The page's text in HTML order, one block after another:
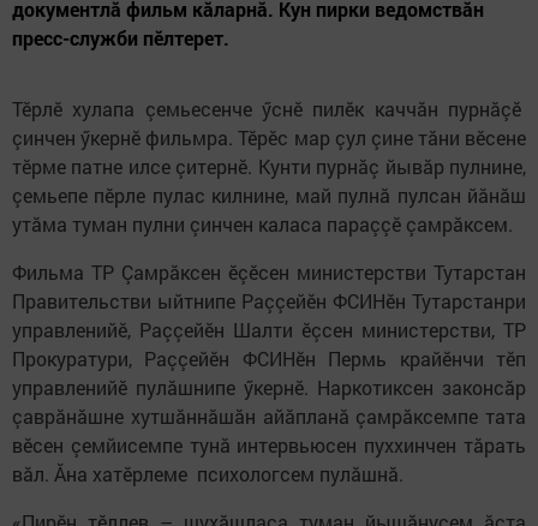
документлă фильм кăларнă. Кун пирки ведомствăн
пресс-служби пӗлтерет.
Тӗрлӗ хулапа çемьесенче ӳснӗ пилӗк каччăн пурнăçӗ
çинчен ӳкернӗ фильмра. Тӗрӗс мар çул çине тăни вӗсене
тӗрме патне илсе çитернӗ. Кунти пурнăç йывăр пулнине,
çемьепе пӗрле пулас килнине, май пулнă пулсан йăнăш
утăма туман пулни çинчен каласа параççӗ çамрăксем.
Фильма ТР Çамрăксен ӗçӗсен министерстви Тутарстан
Правительстви ыйтнипе Раççейӗн ФСИНӗн Тутарстанри
управленийӗ, Раççейӗн Шалти ӗçсен министерстви, ТР
Прокуратури, Раççейӗн ФСИНӗн Пермь крайӗнчи тӗп
управленийӗ пулăшнипе ӳкернӗ. Наркотиксен законсăр
çаврăнăшне хутшăннăшăн айăпланă çамрăксемпе тата
вӗсен çемйисемпе тунă интервьюсен пуххинчен тăрать
вăл. Ăна хатӗрлеме психологсем пулăшнă.